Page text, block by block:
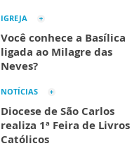
IGREJA
Você conhece a Basílica
ligada ao Milagre das
Neves?
NOTÍCIAS
Diocese de São Carlos
realiza 1ª Feira de Livros
Católicos